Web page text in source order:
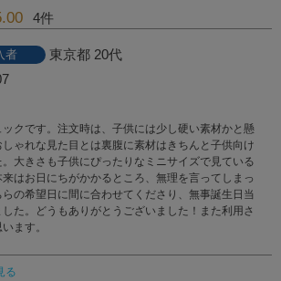
4
者 東京都 20代
クです。注文時は、子供には少し硬い素材かと懸
ゃれな見た目とは裏腹に素材はきちんと子供向け
大きさも子供にぴったりなミニサイズで見ている
はお日にちがかかるところ、無理を言ってしまっ
の希望日に間に合わせてくださり、無事誕生日当
た。どうもありがとうございました！また利用さ
ます。
る